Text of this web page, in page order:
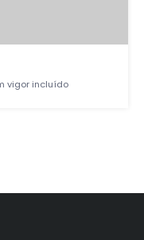
vigor incluído